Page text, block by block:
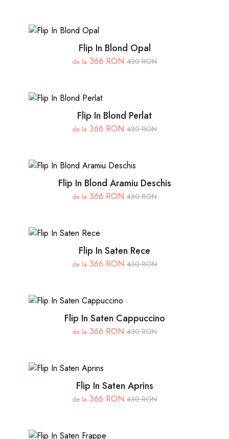
Flip In Blond Opal
de la 366 RON 430 RON
Flip In Blond Perlat
de la 366 RON 430 RON
Flip In Blond Aramiu Deschis
de la 366 RON 430 RON
Flip In Saten Rece
de la 366 RON 430 RON
Flip In Saten Cappuccino
de la 366 RON 430 RON
Flip In Saten Aprins
de la 366 RON 430 RON